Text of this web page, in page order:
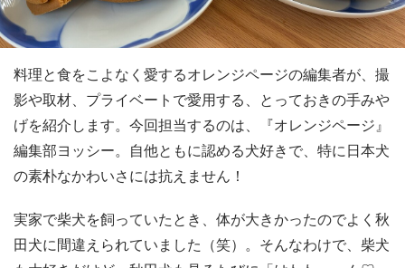
料理と食をこよなく愛するオレンジページの編集者が、撮
影や取材、プライベートで愛用する、とっておきの手みや
げを紹介します。今回担当するのは、『オレンジページ』
編集部ヨッシー。自他ともに認める犬好きで、特に日本犬
の素朴なかわいさには抗えません！
実家で柴犬を飼っていたとき、体が大きかったのでよく秋
田犬に間違えられていました（笑）。そんなわけで、柴犬